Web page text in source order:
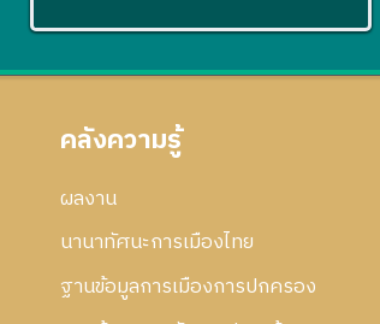
คลังความรู้
ผลงาน
นานาทัศนะการเมืองไทย
ฐานข้อมูลการเมืองการปกครอง